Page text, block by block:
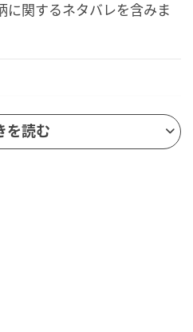
関するネタバレを含みま
を読む